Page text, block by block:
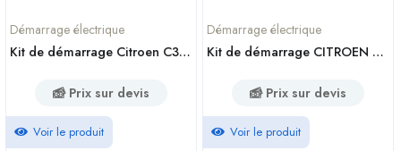
Démarrage électrique
Kit de démarrage Citroen C3 PHASE 1 1.4 Diesel
Prix sur devis
Voir le produit
Démarrage électrique
Kit de démarrage CITROEN C3 phase 1 Diesel
Prix sur devis
Voir le produit